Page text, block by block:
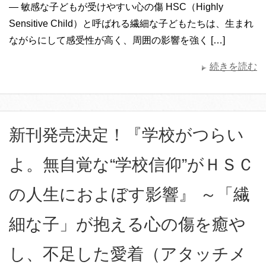
― 敏感な子どもが受けやすい心の傷 HSC（Highly
Sensitive Child）と呼ばれる繊細な子どもたちは、生まれ
ながらにして感受性が高く、周囲の影響を強く […]
続きを読む
新刊発売決定！『学校がつらい
よ。無自覚な“学校信仰”がＨＳＣ
の人生におよぼす影響』 ～「繊
細な子」が抱える心の傷を癒や
し、不足した愛着（アタッチメ